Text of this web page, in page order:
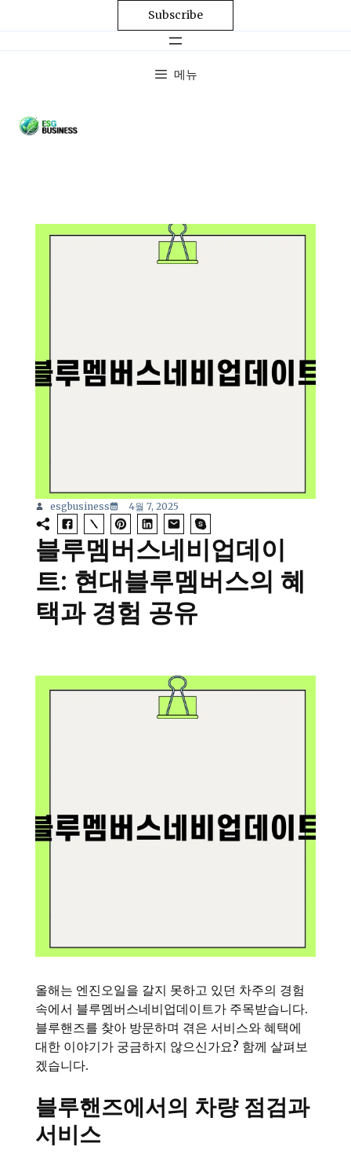
Subscribe
메뉴
esgbusiness 4월 7, 2025
블루멤버스네비업데이
트: 현대블루멤버스의 혜
택과 경험 공유
올해는 엔진오일을 갈지 못하고 있던 차주의 경험
속에서 블루멤버스네비업데이트가 주목받습니다.
블루핸즈를 찾아 방문하며 겪은 서비스와 혜택에
대한 이야기가 궁금하지 않으신가요? 함께 살펴보
겠습니다.
블루핸즈에서의 차량 점검과
서비스